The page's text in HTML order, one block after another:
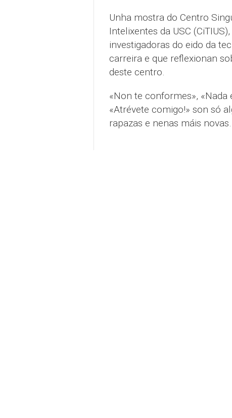
Unha mostra do Centro
Intelixentes da USC
investigadoras do eido da
carreira e que reflexionan
deste centro.
«Non te conformes», «Nada
«Atrévete comigo!» son só
rapazas e nenas máis novas.